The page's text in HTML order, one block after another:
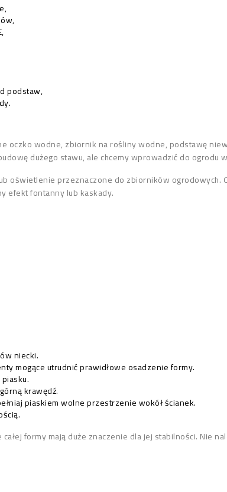
podstaw,
oczko wodne, zbiornik na rośliny wodne, podstawę
dużego stawu, ale chcemy wprowadzić do ogrodu
oświetlenie przeznaczone do zbiorników
efekt fontanny lub kaskady.
niecki.
mogące utrudnić prawidłowe osadzenie formy.
krawędź.
piaskiem wolne przestrzenie wokół ścianek.
formy mają duże znaczenie dla jej stabilności. Nie